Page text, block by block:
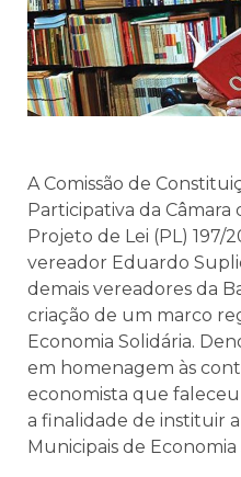
A Comissão de
Participativa da
Projeto de Lei (PL) 197/
vereador Eduardo
demais vereadores da
criação de um marco
Economia Solidária.
em homenagem às
economista que
a finalidade de instituir
Municipais de Economia